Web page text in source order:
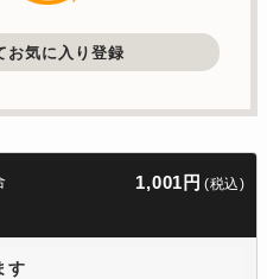
お気に入り登録
1,001円 (税込)
す